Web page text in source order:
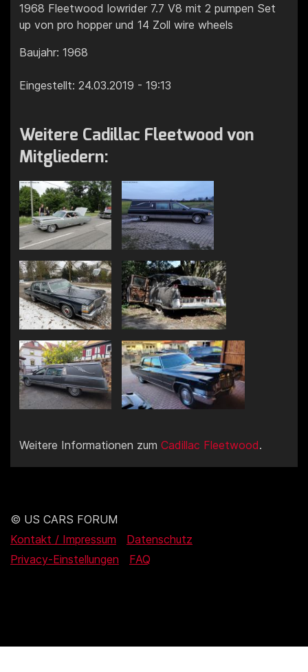
1968 Fleetwood lowrider 7.7 V8 mit 2 pumpen Set
up von pro hopper und 14 Zoll wire wheels
Baujahr: 1968
Eingestellt: 24.03.2019 - 19:13
Weitere Cadillac Fleetwood von
Mitgliedern:
Weitere Informationen zum Cadillac Fleetwood.
© US CARS FORUM
Kontakt / Impressum
Datenschutz
Privacy-Einstellungen
FAQ